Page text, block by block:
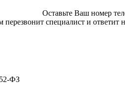
Оставьте Ваш номер
перезвонит специалист и ответит
ФЗ